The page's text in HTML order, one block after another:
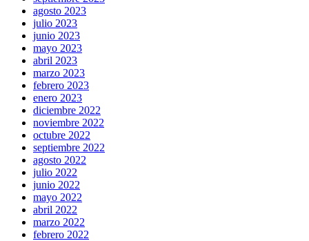
agosto 2023
julio 2023
junio 2023
mayo 2023
abril 2023
marzo 2023
febrero 2023
enero 2023
diciembre 2022
noviembre 2022
octubre 2022
septiembre 2022
agosto 2022
julio 2022
junio 2022
mayo 2022
abril 2022
marzo 2022
febrero 2022